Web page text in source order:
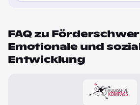
FAQ zu
Emotionale und
Entwicklung